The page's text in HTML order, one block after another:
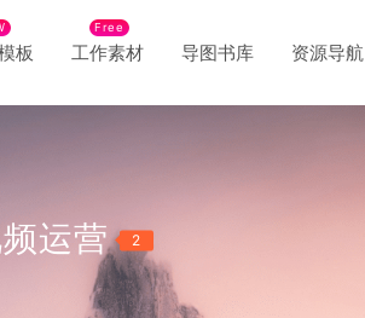
板 工作素材
Free
导图书库 资源导航
运营 2